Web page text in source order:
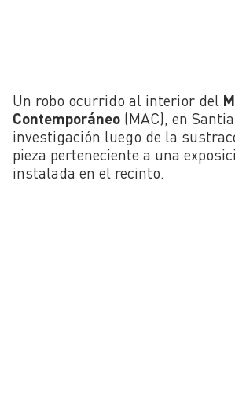
Un robo ocurrido al interior del
Contemporáneo (MAC), en
investigación luego de la
pieza perteneciente a una
instalada en el recinto.